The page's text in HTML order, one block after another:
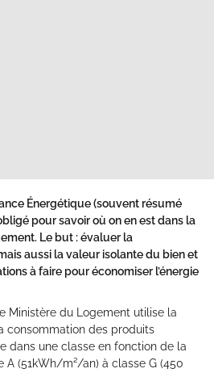
Énergétique (souvent résumé
pour savoir où on en est dans la
Le but : évaluer la
aussi la valeur isolante du bien et
à faire pour économiser l’énergie
Ministère du Logement utilise la
consommation des produits
dans une classe en fonction de la
A (51kWh/m²/an) à classe G (450